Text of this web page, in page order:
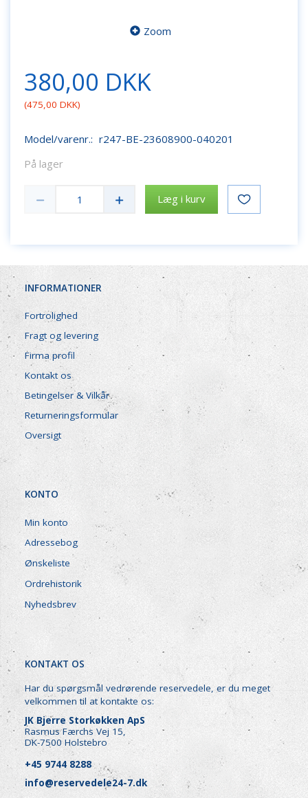
Zoom
380,00 DKK
(475,00 DKK)
Model/varenr.: r247-BE-23608900-040201
På lager
Læg i kurv
INFORMATIONER
Fortrolighed
Fragt og levering
Firma profil
Kontakt os
Betingelser & Vilkår
Returneringsformular
Oversigt
KONTO
Min konto
Adressebog
Ønskeliste
Ordrehistorik
Nyhedsbrev
KONTAKT OS
Har du spørgsmål vedrørende reservedele, er du meget
velkommen til at kontakte os:
JK Bjerre Storkøkken ApS
Rasmus Færchs Vej 15,
DK-7500 Holstebro
+45 9744 8288
info@reservedele24-7.dk